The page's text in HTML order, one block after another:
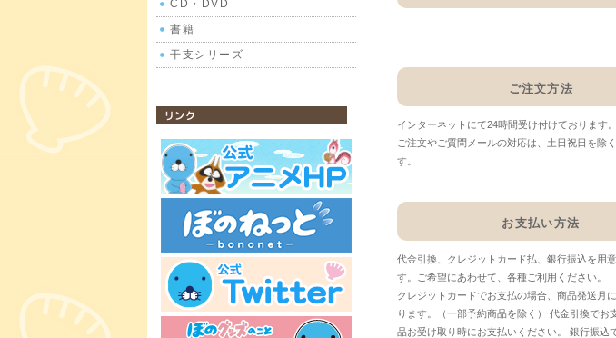
ご注文方法
インターネットにて24時間受け付けております。
ご注文やご質問メールの対応は、土日祝日を除
す。
お支払い方法
代金引換、クレジットカード払、銀行振込を用
す。ご希望にあわせて、各種ご利用ください。
クレジットカードでお支払の場合、商品発送月
ります。（一部予約商品を除く） 代金引換でお
品お受け取り時にお支払いください。 銀行振込
CD・DVD
書籍
干支シリーズ
公式サイトリンク